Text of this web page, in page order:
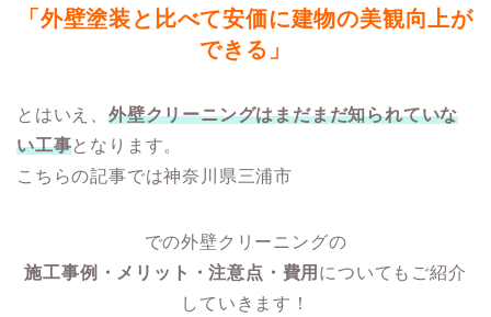
「外壁塗装と比べて安価に建物の美観向上が
できる」
とはいえ、 外壁クリーニングはまだまだ知られていな
い工事となります。
こちらの記事では神奈川県三浦市
での外壁クリーニングの
施工事例・メリット・注意点・費用 についてもご紹介
していきます！